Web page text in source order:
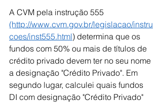
A CVM pela instrução 555
(http://www.cvm.gov.br/legislacao/instru
coes/inst555.html) determina que os
fundos com 50% ou mais de títulos de
crédito privado devem ter no seu nome
a designação "Crédito Privado". Em
segundo lugar, calculei quais fundos
DI com designação "Crédito Privado"